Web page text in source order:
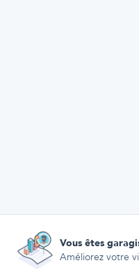
Vous êtes
Améliorez votre